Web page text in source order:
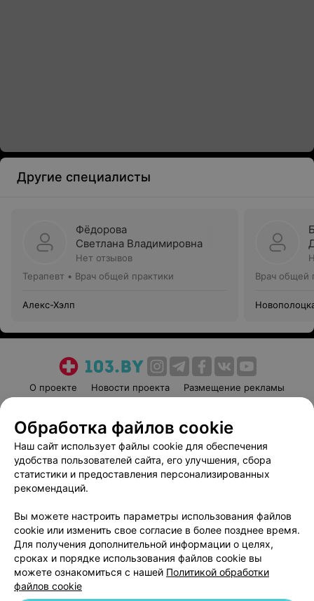
Другие специалисты
Фёдорова
Светлана Владимировна
Нет отзывов
Терапевт • Врач общей практики
Алекс-Хэлп
Врач общей
О проекте Новости проекта
Размещение рекламы
Пользовательское соглашение
Способы оплаты
Вакансии
Партнеры
Написать руководителю 103.by
Обработка персональных данных
Обработка файлов cookie
Наш сайт использует файлы cookie для обеспечения
удобства пользователей сайта, его улучшения, сбора
статистики и предоставления персонализированных
рекомендаций.
Вы можете настроить параметры использования файлов
cookie или изменить свое согласие в более позднее время.
Для получения дополнительной информации о целях,
сроках и порядке использования файлов cookie вы
можете ознакомиться с нашей Политикой обработки
файлов cookie